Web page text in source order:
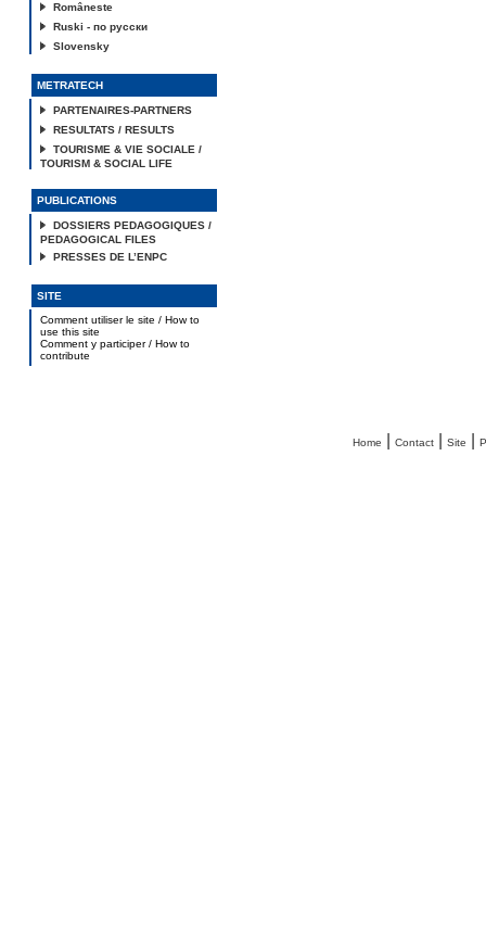
Româneste
Ruski - по русски
Slovensky
METRATECH
PARTENAIRES-PARTNERS
RESULTATS / RESULTS
TOURISME & VIE SOCIALE /
TOURISM & SOCIAL LIFE
PUBLICATIONS
DOSSIERS PEDAGOGIQUES /
PEDAGOGICAL FILES
PRESSES DE L’ENPC
SITE
Comment utiliser le site / How to
use this site
Comment y participer / How to
contribute
Home Contact| Site